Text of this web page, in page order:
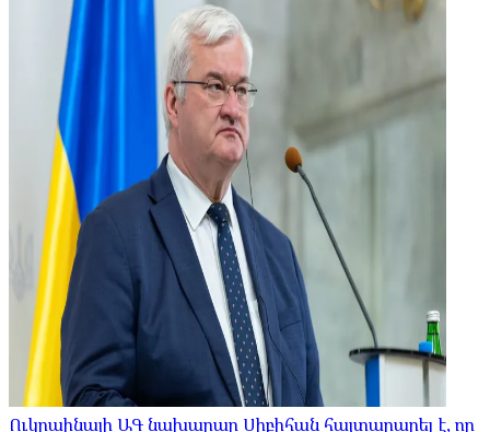
Ուկրաինայի ԱԳ նախարար Սիբիհան հայտարարել է, որ